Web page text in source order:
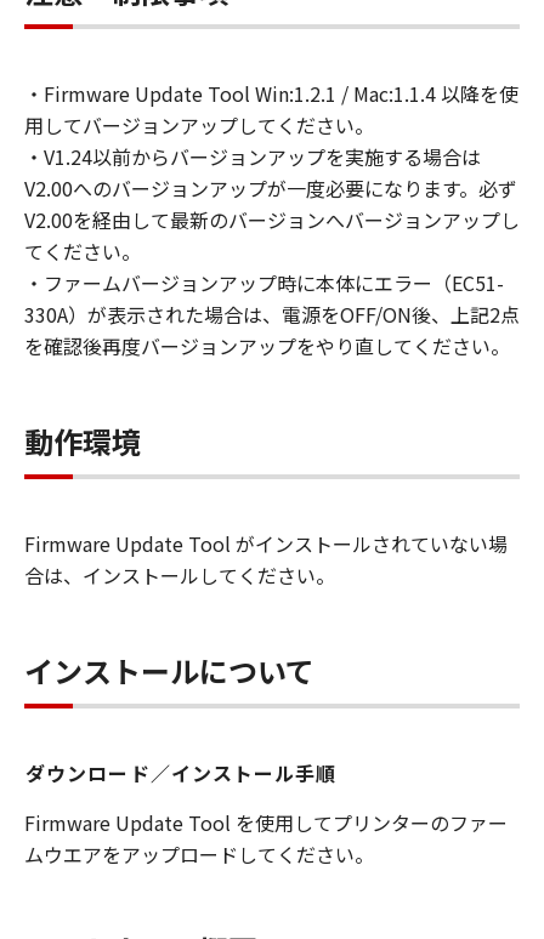
た、お客様が「プリンタ」を使用すること
に、本契約の条件の下で、「許諾ソフトウ
エア」を使用させることができます。その
場合、お客様には、かかる「指定ユーザ」
を本契約の条件に従わせることにつき、す
べての責任を負っていただくものとしま
す。 (2) お客様は、再使用許諾、譲渡、頒
布、貸与その他の方法により、第三者に
「本ソフトウエア」を使用もしくは利用さ
せることはできません。
または一部を修正、改変、リバース・エン
ジニアリング、逆コンパイルまたは逆アセ
ンブル等することはできません。また第三
ん。
(4) 本契約に明示的に定める場合を除き、
るものではありません。
権限及び所有権は、その内容によりキヤノ
ンまたはキヤノンのライセンサーに帰属し
ます。
・Firmware Update Tool Win:1.2.1 / Mac:1.1.4 以降を使
用してバージョンアップしてください。
・V1.24以前からバージョンアップを実施する場合は
V2.00へのバージョンアップが一度必要になります。必ず
V2.00を経由して最新のバージョンへバージョンアップし
てください。
・ファームバージョンアップ時に本体にエラー（EC51-
330A）が表示された場合は、電源をOFF/ON後、上記2点
を確認後再度バージョンアップをやり直してください。
動作環境
Firmware Update Tool がインストールされていない場
合は、インストールしてください。
インストールについて
ダウンロード／インストール手順
Firmware Update Tool を使用してプリンターのファー
ムウエアをアップロードしてください。